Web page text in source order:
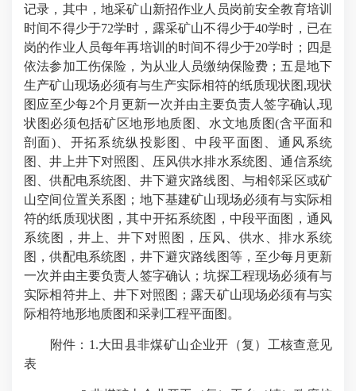
记录，其中，地采矿山新招作业人员岗前安全教育培训
时间不得少于72学时，露采矿山不得少于40学时，已在
岗的作业人员每年再培训的时间不得少于20学时；四是
依法参加工伤保险，为从业人员缴纳保险费；五是地下
生产矿山现场必须有与生产实际相符的纸质现状图,现状
图应至少每2个月更新一次并由主要负责人签字确认,现
状图必须包括矿区地形地质图、水文地质图(含平面和
剖面)、开拓系统纵投影图、中段平面图、通风系统
图、井上井下对照图、压风供水排水系统图、通信系统
图、供配电系统图、井下避灾路线图、与相邻采区或矿
山空间位置关系图；地下基建矿山现场必须有与实际相
符的纸质现状图，其中开拓系统图，中段平面图，通风
系统图，井上、井下对照图，压风、供水、排水系统
图，供配电系统图，井下避灾路线图等，至少每月更新
一次并由主要负责人签字确认；坑探工程现场必须有与
实际相符井上、井下对照图；露天矿山现场必须有与实
际相符地形地质图和采剥工程平面图。
附件：1.大田县非煤矿山企业开（复）工核查意见
表